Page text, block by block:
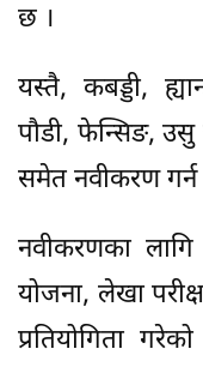
छ ।
यस्तै, कबड्डी,
पौडी, फेन्सिङ,
समेत नवीकरण
नवीकरणका लागि
योजना, लेखा
प्रतियोगिता